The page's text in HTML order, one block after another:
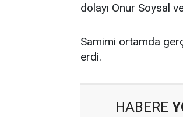
dolayı Onur Soysal
Samimi ortamda
erdi.
HABERE